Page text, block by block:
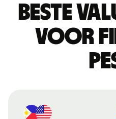
Beste
voor